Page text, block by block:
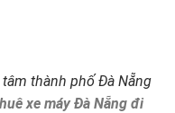
thành phố Đà Nẵng
xe máy Đà Nẵng đi